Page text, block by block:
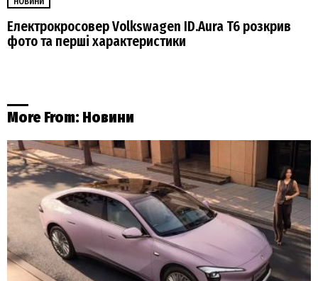
Електрокросовер Volkswagen ID.Aura T6 розкрив
фото та перші характеристики
More From: Новини